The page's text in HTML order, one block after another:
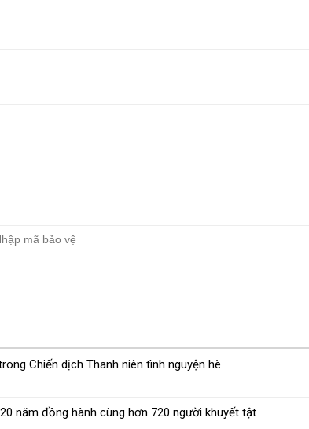
Chiến dịch Thanh niên tình nguyện hè
năm đồng hành cùng hơn 720 người khuyết tật